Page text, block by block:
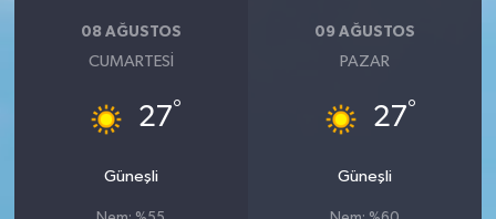
08 AĞUSTOS
CUMARTESI
27°
Güneşli
09 AĞUSTOS
PAZAR
27°
Güneşli